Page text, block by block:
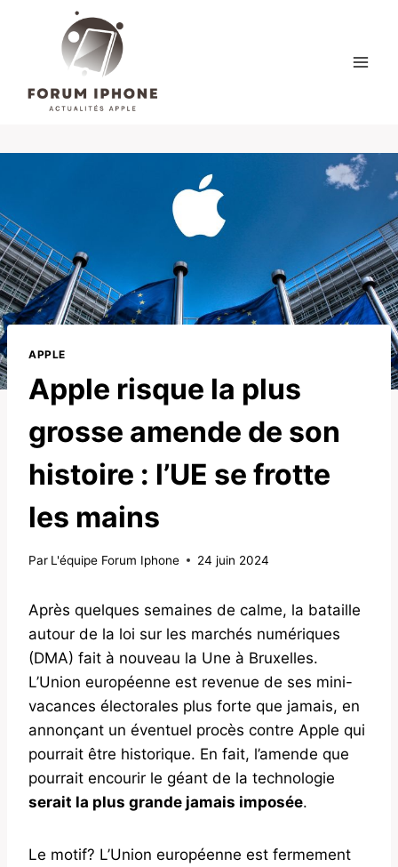
APPLE
Apple risque la plus
grosse amende de son
histoire : l’UE se frotte
les mains
Par L'équipe Forum Iphone 24 juin 2024
Après quelques semaines de calme, la bataille
autour de la loi sur les marchés numériques
(DMA) fait à nouveau la Une à Bruxelles.
L’Union européenne est revenue de ses mini-
vacances électorales plus forte que jamais, en
annonçant un éventuel procès contre Apple qui
pourrait être historique. En fait, l’amende que
pourrait encourir le géant de la technologie
serait la plus grande jamais imposée.
Le motif? L’Union européenne est fermement